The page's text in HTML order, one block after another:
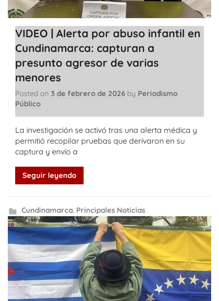
VIDEO | Alerta por abuso infantil en
Cundinamarca: capturan a
presunto agresor de varias
menores
Posted on 3 de febrero de 2026 by Periodismo
Público
La investigación se activó tras una alerta médica y
permitió recopilar pruebas que derivaron en su
captura y envío a
Seguir leyendo
Cundinamarca, Principales Noticias